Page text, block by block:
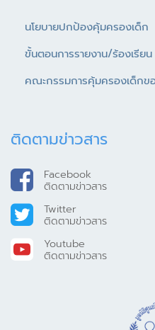
นโยบายปกป้องคุ้มครองเด็ก
ขั้นตอนการรายงาน/ร้องเรียน
คณะกรรมการคุ้มครองเด็กข
ติดตามข่าวสาร
Facebook
ติดตามข่าวสาร
Twitter
ติดตามข่าวสาร
Youtube
ติดตามข่าวสาร